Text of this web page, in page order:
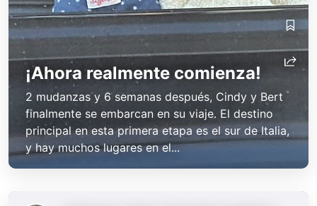
¡Ahora realmente comienza!
2 mudanzas y 6 semanas después, Cindy y Bert
finalmente se embarcan en su viaje. El destino
principal en esta primera etapa es el sur de Italia,
y hay muchos lugares en el...